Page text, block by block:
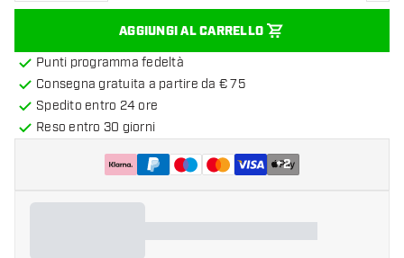
AGGIUNGI AL CARRELLO
Punti programma fedeltà
Consegna gratuita a partire da € 75
Spedito entro 24 ore
Reso entro 30 giorni
+2